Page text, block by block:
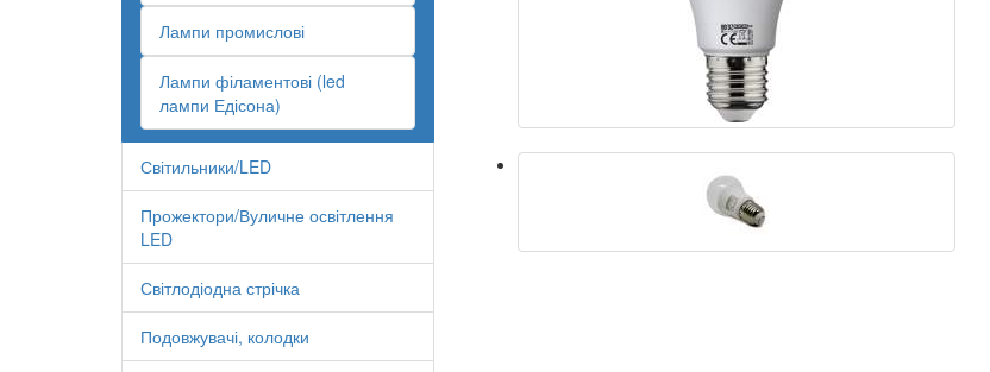
Лампи промислові
Лампи філаментові (led
лампи Едісона)
Світильники/LED
Прожектори/Вуличне освітлення
LED
Світлодіодна стрічка
Подовжувачі, колодки